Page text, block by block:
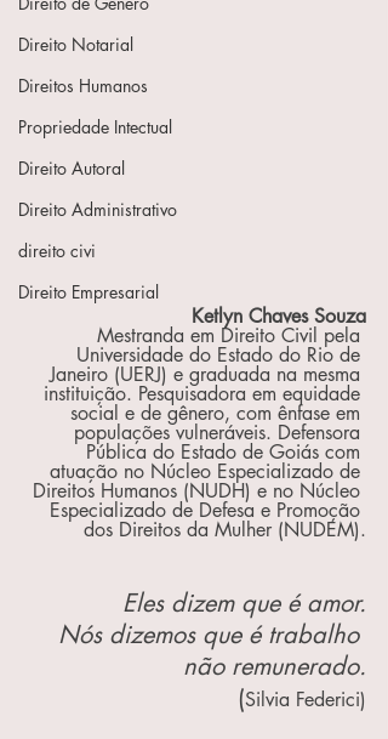
Direito Notarial
Direitos Humanos
Propriedade Intectual
Direito Autoral
Direito Administrativo
direito civi
Direito Empresarial
Ketlyn Chaves Souza
Mestranda em Direito Civil pela
Universidade do Estado do Rio de
Janeiro (UERJ) e graduada na mesma
instituição. Pesquisadora em equidade
social e de gênero, com ênfase em
populações vulneráveis. Defensora
Pública do Estado de Goiás com
atuação no Núcleo Especializado de
Direitos Humanos (NUDH) e no Núcleo
Especializado de Defesa e Promoção
dos Direitos da Mulher (NUDEM).
Eles dizem que é amor.
Nós dizemos que é trabalho
não remunerado.
(Silvia Federici)